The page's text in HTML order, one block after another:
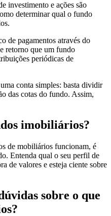
investimento e ações são
determinar qual o fundo
de pagamentos através do
retorno que um fundo
periódicas de
conta simples: basta dividir
das cotas do fundo. Assim,
imobiliários?
de mobiliários funcionam, é
Entenda qual o seu perfil de
de valores e esteja ciente sobre
sobre o que